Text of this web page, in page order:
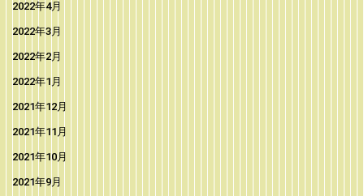
2022年4月
2022年3月
2022年2月
2022年1月
2021年12月
2021年11月
2021年10月
2021年9月